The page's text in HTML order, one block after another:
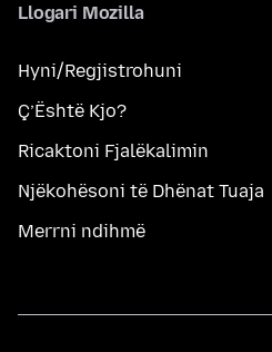
Llogari Mozilla
Hyni/Regjistrohuni
Ç’Është Kjo?
Ricaktoni Fjalëkalimin
Njëkohësoni të Dhënat Tuaja
Merrni ndihmë